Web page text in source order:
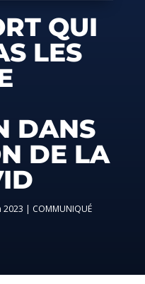
QUI
LES
DANS
DE LA
2023 | COMMUNIQUÉ